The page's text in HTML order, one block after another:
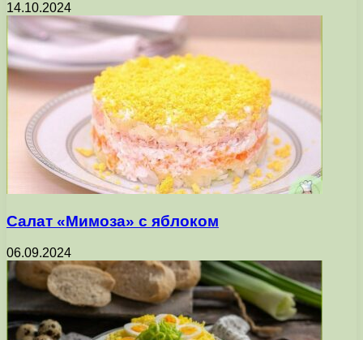
14.10.2024
Салат «Мимоза» с яблоком
06.09.2024